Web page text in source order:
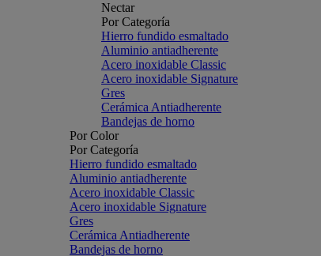
Nectar
Por Categoría
Hierro fundido esmaltado
Aluminio antiadherente
Acero inoxidable Classic
Acero inoxidable Signature
Gres
Cerámica Antiadherente
Bandejas de horno
Por Color
Por Categoría
Hierro fundido esmaltado
Aluminio antiadherente
Acero inoxidable Classic
Acero inoxidable Signature
Gres
Cerámica Antiadherente
Bandejas de horno